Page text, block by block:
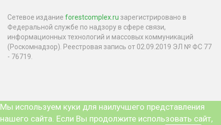
Сетевое издание forestcomplex.ru зарегистрировано в
Федеральной службе по надзору в сфере связи,
информационных технологий и массовых коммуникаций
(Роскомнадзор). Реестровая запись от 02.09.2019 ЭЛ № ФС 77
- 76719.
Мы используем куки для наилучшего представления
нашего сайта. Если Вы продолжите использовать сайт,